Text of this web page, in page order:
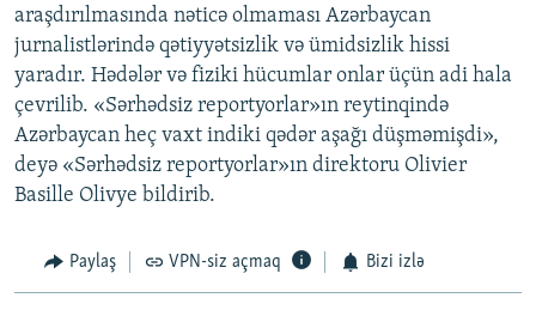
araşdırılmasında nəticə olmaması Azərbaycan
jurnalistlərində qətiyyətsizlik və ümidsizlik hissi
yaradır. Hədələr və fiziki hücumlar onlar üçün adi hala
çevrilib. «Sərhədsiz reportyorlar»ın reytinqində
Azərbaycan heç vaxt indiki qədər aşağı düşməmişdi»,
deyə «Sərhədsiz reportyorlar»ın direktoru Olivier
Basille Olivye bildirib.
Paylaş VPN-siz açmaq Bizi izlə